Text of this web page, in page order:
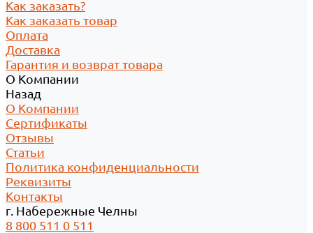
Как заказать?
Как заказать товар
Оплата
Доставка
Гарантия и возврат товара
О Компании
Назад
О Компании
Сертификаты
Отзывы
Статьи
Политика конфиденциальности
Реквизиты
Контакты
г. Набережные Челны
8 800 511 0 511